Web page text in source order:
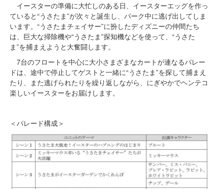
イースターの準備に大忙しのある日、イースターエッグを作っ
ていると“うさたま”が次々と誕生し、パーク中に逃げ出してしま
います。“うさたまチェイサー”に扮したディズニーの仲間たち
は、巨大な掃除機や“うさたま”探知機などを使って、“うさた
ま”を捕まえようと大奮闘します。
7台のフロートを中心に大小さまざまなカートが連なるパレー
ドは、途中で停止してゲストと一緒に“うさたま”を探して捕まえ
たり、また逃げられたりを繰り返しながら、にぎやかでヘンテコ
楽しいイースターをお届けします。
＜パレード構成＞